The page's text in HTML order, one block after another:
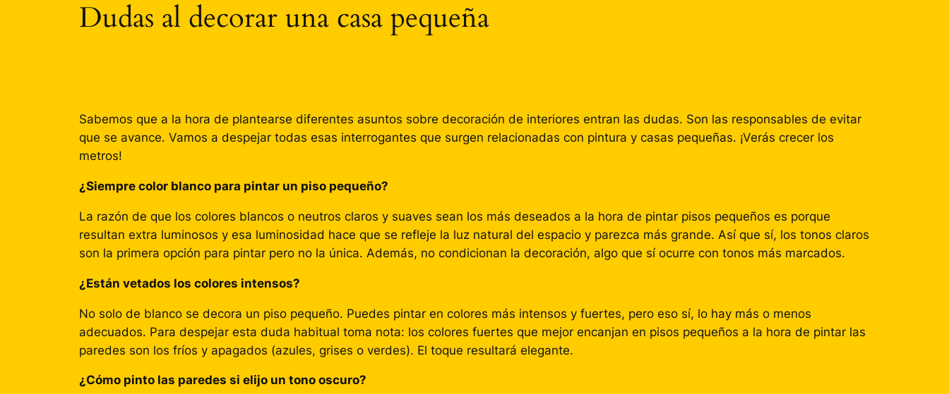
Dudas al decorar una casa pequeña
Sabemos que a la hora de plantearse diferentes asuntos sobre decoración de interiores entran las dudas. Son las responsables de evitar
que se avance. Vamos a despejar todas esas interrogantes que surgen relacionadas con pintura y casas pequeñas. ¡Verás crecer los
metros!
¿Siempre color blanco para pintar un piso pequeño?
La razón de que los colores blancos o neutros claros y suaves sean los más deseados a la hora de pintar pisos pequeños es porque
resultan extra luminosos y esa luminosidad hace que se refleje la luz natural del espacio y parezca más grande. Así que sí, los tonos claros
son la primera opción para pintar pero no la única. Además, no condicionan la decoración, algo que sí ocurre con tonos más marcados.
¿Están vetados los colores intensos?
No solo de blanco se decora un piso pequeño. Puedes pintar en colores más intensos y fuertes, pero eso sí, lo hay más o menos
adecuados. Para despejar esta duda habitual toma nota: los colores fuertes que mejor encanjan en pisos pequeños a la hora de pintar las
paredes son los fríos y apagados (azules, grises o verdes). El toque resultará elegante.
¿Cómo pinto las paredes si elijo un tono oscuro?